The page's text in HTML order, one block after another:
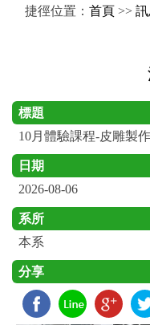
捷徑位置： 首頁 >>
標題
10月體驗課程-皮雕製
日期
2026-08-06
系所
本系
分享